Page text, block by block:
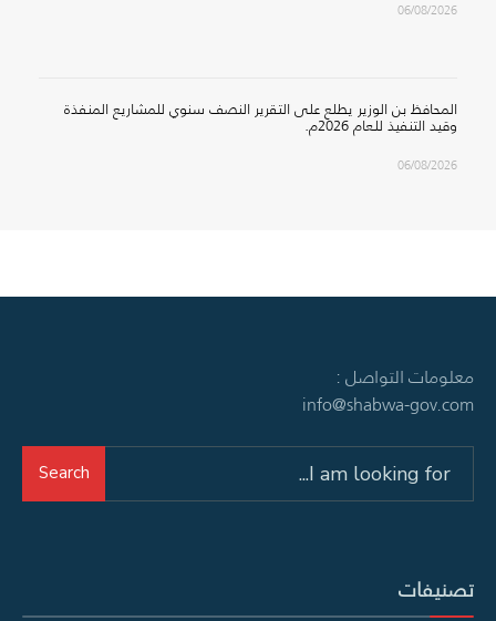
06/08/2026
المحافظ بن الوزير يطلع على التقرير النصف سنوي للمشاريع المنفذة
وقيد التنفيذ للعام 2026م.
06/08/2026
معلومات التواصل :
info@shabwa-gov.com
Search
تصنيفات